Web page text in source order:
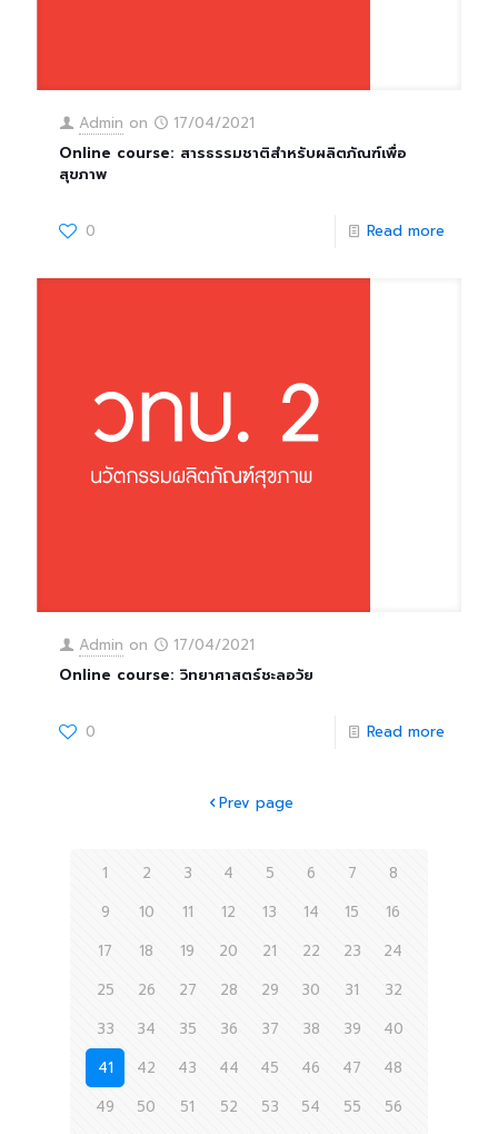
Admin on
17/04/2021
Online course: สารธรรมชาติสำหรับผลิตภัณฑ์เพื่อ
สุขภาพ
0 Read more
Admin on
17/04/2021
Online course: วิทยาศาสตร์ชะลอวัย
0 Read more
Prev page
1 2 3 4 5 6 7
8
9
10 11 12 13 14 15
16
17
18 19 20 21 22 23
24
25
26 27 28 29 30 31
32
33
34 35 36 37 38 39
40
41
42 43 44 45 46 47
48
49
50 51 52 53 54 55
56